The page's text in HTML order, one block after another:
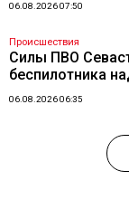
06.08.2026 07:50
Происшествия
Силы ПВО
беспилотника
06.08.2026 06:35